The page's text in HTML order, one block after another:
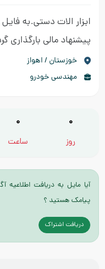
ابزار الات دستی.به
پیشنهاد مالی بارگذاری
خوزستان / اهواز
مهندسی خودرو
0
روز
0
ساعت
آیا مایل به دریافت
پیامک هستید ؟
دریافت اشتراک